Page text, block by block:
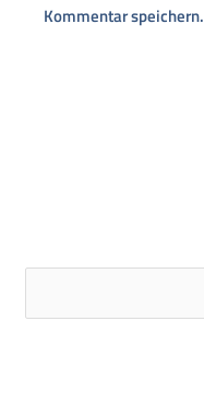
Kommentar speichern.